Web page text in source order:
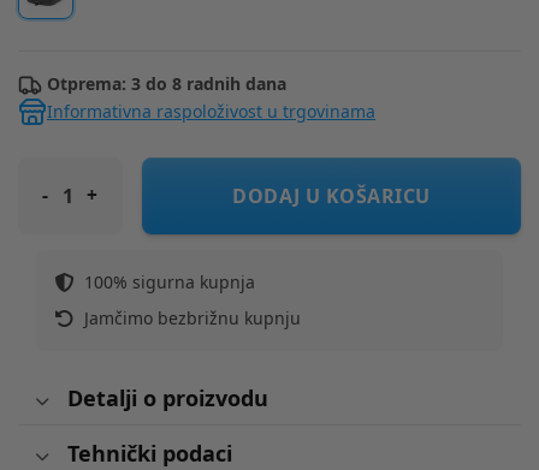
Otprema: 3 do 8 radnih dana
Informativna raspoloživost u trgovinama
PEG PEREGO Autosjedalica i-size 125-150 cm Viaggio Shuttle
DODAJ U KOŠARICU
100% sigurna kupnja
Jamčimo bezbrižnu kupnju
Detalji o proizvodu
Tehnički podaci